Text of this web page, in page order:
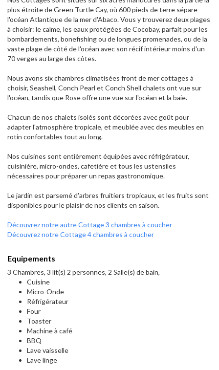
plus étroite de Green Turtle Cay, où 600 pieds de terre sépare
l'océan Atlantique de la mer d'Abaco. Vous y trouverez deux plages
à choisir: le calme, les eaux protégées de Cocobay, parfait pour les
bombardements, bonefishing ou de longues promenades, ou de la
vaste plage de côté de l'océan avec son récif intérieur moins d'un
70 verges au large des côtes.
Nous avons six chambres climatisées front de mer cottages à
choisir, Seashell, Conch Pearl et Conch Shell chalets ont vue sur
l'océan, tandis que Rose offre une vue sur l'océan et la baie.
Chacun de nos chalets isolés sont décorées avec goût pour
adapter l'atmosphère tropicale, et meublée avec des meubles en
rotin confortables tout au long.
Nos cuisines sont entièrement équipées avec réfrigérateur,
cuisinière, micro-ondes, cafetière et tous les ustensiles
nécessaires pour préparer un repas gastronomique.
Le jardin est parsemé d'arbres fruitiers tropicaux, et les fruits sont
disponibles pour le plaisir de nos clients en saison.
Découvrez notre autre Cottage 3 chambres à coucher
Découvrez notre Cottage 4 chambres à coucher
Equipements
3 Chambres, 3 lit(s) 2 personnes, 2 Salle(s) de bain,
Cuisine
Micro-Onde
Réfrigérateur
Four
Toaster
Machine à café
BBQ
Lave vaisselle
Lave linge